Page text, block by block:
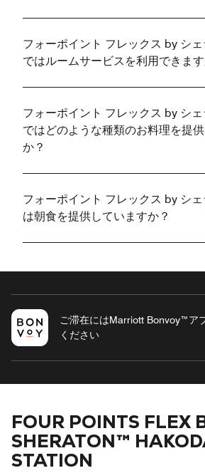
フォーポイント フレックス by シ
ではルームサービスを利用できます
フォーポイント フレックス by シ
ではどのような種類のお料理を提
か？
フォーポイント フレックス by シ
は朝食を提供していますか？
ご滞在にはMarriott Bonvoy™ア
ください
FOUR POINTS FLEX
SHERATON™
STATION